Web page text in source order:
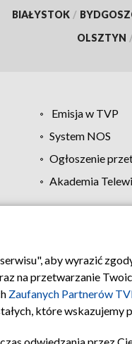
BIAŁYSTOK /
OLSZTYN
Emisja w TVP
System NOS
Ogłoszenie
Akademia
Regulamin TVP
aby wyrazić
na przetwarzanie
Zaufanych Partnerów
które